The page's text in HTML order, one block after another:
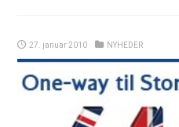
27. januar 2010 NYHEDER